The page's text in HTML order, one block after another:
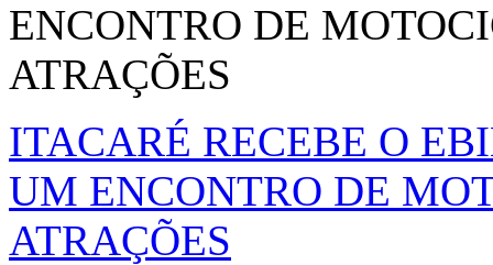
ENCONTRO DE
ATRAÇÕES
ITACARÉ RECEBE O
UM ENCONTRO DE
ATRAÇÕES